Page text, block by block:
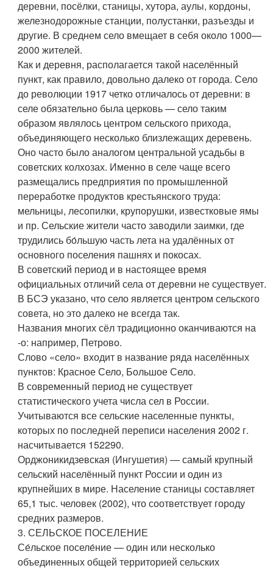
деревни, посёлки, станицы, хутора, аулы, кордоны,
железнодорожные станции, полустанки, разъезды и
другие. В среднем село вмещает в себя около 1000—
2000 жителей.
Как и деревня, располагается такой населённый
пункт, как правило, довольно далеко от города. Село
до революции 1917 четко отличалось от деревни: в
селе обязательно была церковь — село таким
образом являлось центром сельского прихода,
объединяющего несколько близлежащих деревень.
Оно часто было аналогом центральной усадьбы в
советских колхозах. Именно в селе чаще всего
размещались предприятия по промышленной
переработке продуктов крестьянского труда:
мельницы, лесопилки, крупорушки, известковые ямы
и пр. Сельские жители часто заводили заимки, где
трудились бо́льшую часть лета на удалённых от
основного поселения пашнях и покосах.
В советский период и в настоящее время
официальных отличий села от деревни не существует.
В БСЭ указано, что село является центром сельского
совета, но это далеко не всегда так.
Названия многих сёл традиционно оканчиваются на
-о: например, Петрово.
Слово «село» входит в название ряда населённых
пунктов: Красное Село, Большое Село.
В современный период не существует
статистического учета числа сел в России.
Учитываются все сельские населенные пункты,
которых по последней переписи населения 2002 г.
насчитывается 152290.
Орджоникидзевская (Ингушетия) — самый крупный
сельский населённый пункт России и один из
крупнейших в мире. Население станицы составляет
65,1 тыс. человек (2002), что соответствует городу
средних размеров.
3. СЕЛЬСКОЕ ПОСЕЛЕНИЕ
Се́льское поселе́ние — один или несколько
объединенных общей территорией сельских